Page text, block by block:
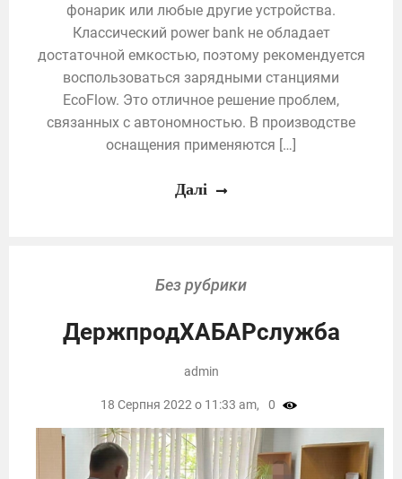
фонарик или любые другие устройства.
Классический power bank не обладает
достаточной емкостью, поэтому рекомендуется
воспользоваться зарядными станциями
EcoFlow. Это отличное решение проблем,
связанных с автономностью. В производстве
оснащения применяются […]
Далі
Без рубрики
ДержпродХАБАРслужба
admin
18 Серпня 2022 о 11:33 am, 0